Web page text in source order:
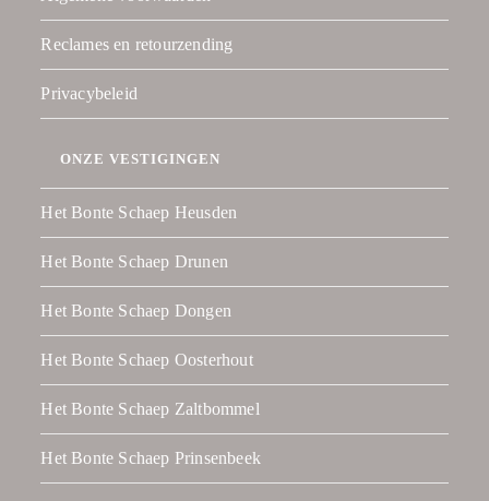
Reclames en retourzending
Privacybeleid
ONZE VESTIGINGEN
Het Bonte Schaep Heusden
Het Bonte Schaep Drunen
Het Bonte Schaep Dongen
Het Bonte Schaep Oosterhout
Het Bonte Schaep Zaltbommel
Het Bonte Schaep Prinsenbeek